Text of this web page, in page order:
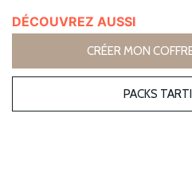
DÉCOUVREZ AUSSI
CRÉER MON
PACKS